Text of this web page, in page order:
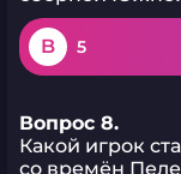
B 5
Вопрос 8.
Какой игрок
со времён